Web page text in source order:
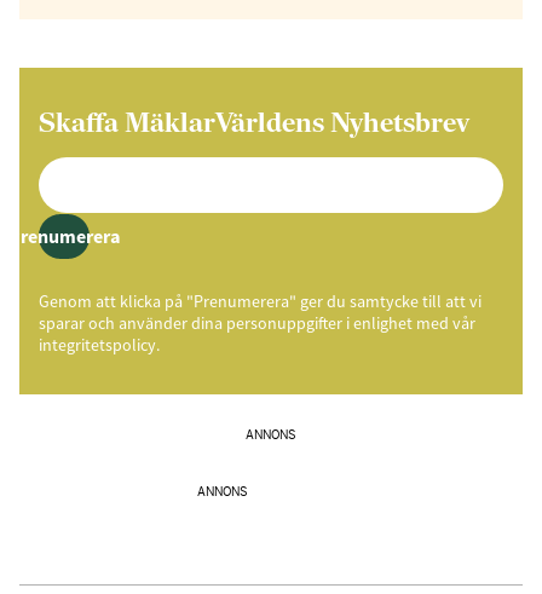
Skaffa MäklarVärldens Nyhetsbrev
Prenumerera
Genom att klicka på "Prenumerera" ger du samtycke till att vi
sparar och använder dina personuppgifter i enlighet med vår
integritetspolicy.
ANNONS
ANNONS